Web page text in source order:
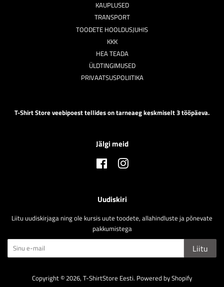
KAUPLUSED
TRANSPORT
TOODETE HOOLDUSJUHIS
KKK
HEA TEADA
ÜLDTINGIMUSED
PRIVAATSUSPOLIITIKA
T-Shirt Store veebipoest tellides on tarneaeg keskmiselt 3 tööpäeva.
Jälgi meid
FacebookInstagram
Uudiskiri
Liitu uudiskirjaga ning ole kursis uute toodete, allahindluste ja põnevate
pakkumistega
Liitu
Copyright © 2026, T-ShirtStore Eesti. Powered by Shopify